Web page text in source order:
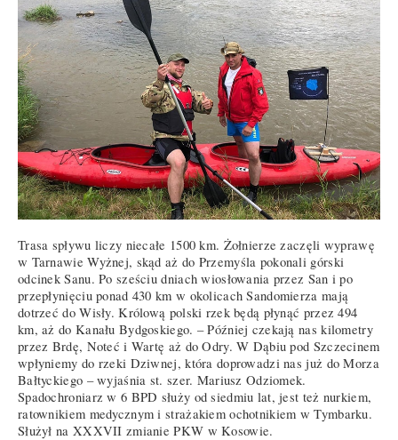
Trasa spływu liczy niecałe 1500 km. Żołnierze zaczęli wyprawę
w Tarnawie Wyżnej, skąd aż do Przemyśla pokonali górski
odcinek Sanu. Po sześciu dniach wiosłowania przez San i po
przepłynięciu ponad 430 km w okolicach Sandomierza mają
dotrzeć do Wisły. Królową polski rzek będą płynąć przez 494
km, aż do Kanału Bydgoskiego. – Później czekają nas kilometry
przez Brdę, Noteć i Wartę aż do Odry. W Dąbiu pod Szczecinem
wpłyniemy do rzeki Dziwnej, która doprowadzi nas już do Morza
Bałtyckiego – wyjaśnia st. szer. Mariusz Odziomek.
Spadochroniarz w 6 BPD służy od siedmiu lat, jest też nurkiem,
ratownikiem medycznym i strażakiem ochotnikiem w Tymbarku.
Służył na XXXVII zmianie PKW w Kosowie.